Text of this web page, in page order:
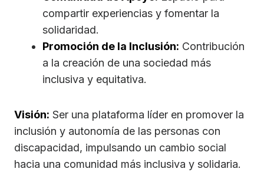
compartir experiencias y fomentar la
solidaridad.
Promoción de la Inclusión: Contribución
a la creación de una sociedad más
inclusiva y equitativa.
Visión: Ser una plataforma líder en promover la
inclusión y autonomía de las personas con
discapacidad, impulsando un cambio social
hacia una comunidad más inclusiva y solidaria.